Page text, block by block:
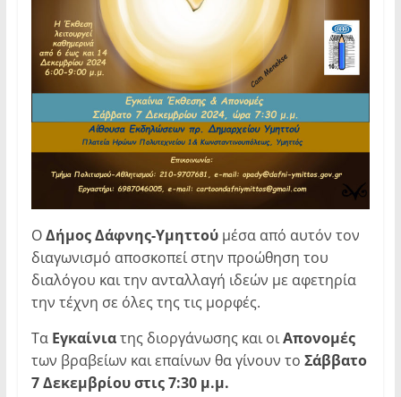
ΟΔήμος Δάφνης-Υμηττούμέσα από αυτόν τον
διαγωνισμό αποσκοπεί στην προώθηση του
διαλόγου και την ανταλλαγή ιδεών με αφετηρία
την τέχνη σε όλες της τις μορφές.
Τα Εγκαίνιατης διοργάνωσης και οιΑπονομές
των βραβείων και επαίνων θα γίνουν το Σάββατο
7 Δεκεμβρίου στις 7:30 μ.μ.